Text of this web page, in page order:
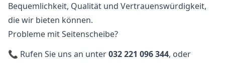
Bequemlichkeit, Qualität und Vertrauenswürdigkeit,
die wir bieten können.
Probleme mit Seitenscheibe?
📞 Rufen Sie uns an unter032 221 096 344, oder